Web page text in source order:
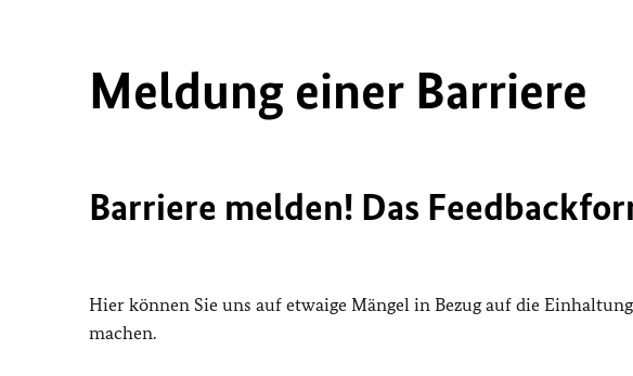
Meldung einer Barriere
Barriere melden! Das
Hier können Sie uns auf etwaige Mängel in Bezug auf die
machen.